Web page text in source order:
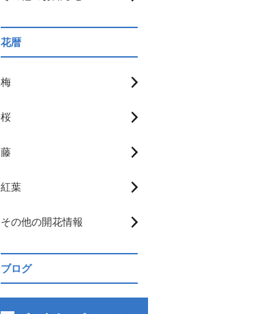
花暦
梅
桜
藤
紅葉
その他の開花情報
ブログ